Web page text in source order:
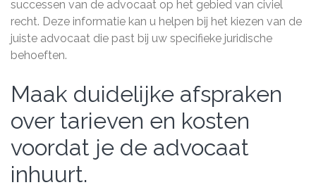
successen van de advocaat op het gebied van civiel
recht. Deze informatie kan u helpen bij het kiezen van de
juiste advocaat die past bij uw specifieke juridische
behoeften.
Maak duidelijke afspraken
over tarieven en kosten
voordat je de advocaat
inhuurt.